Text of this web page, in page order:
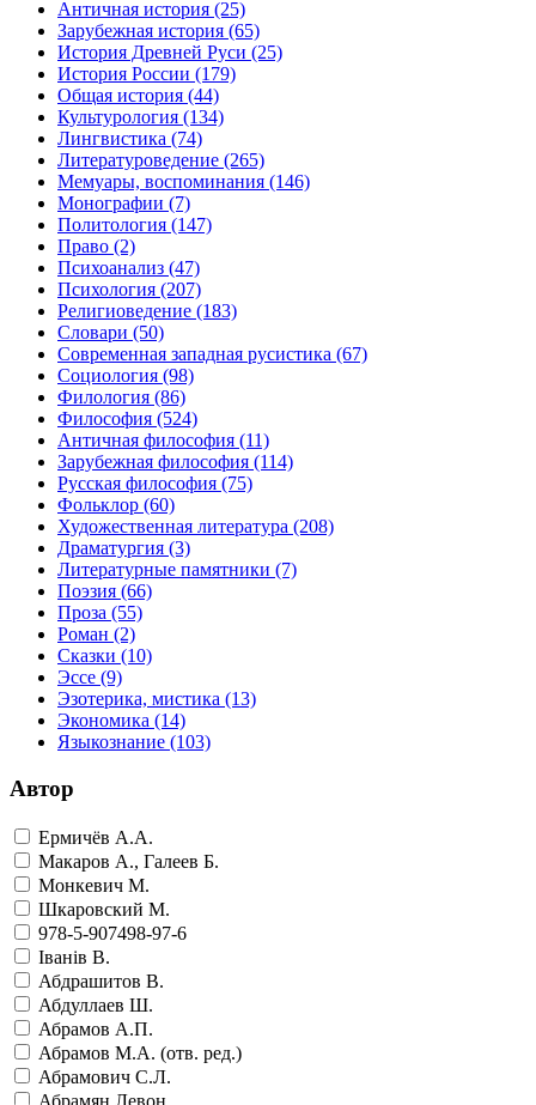
Античная история (25)
Зарубежная история (65)
История Древней Руси (25)
История России (179)
Общая история (44)
Культурология (134)
Лингвистика (74)
Литературоведение (265)
Мемуары, воспоминания (146)
Монографии (7)
Политология (147)
Право (2)
Психоанализ (47)
Психология (207)
Религиоведение (183)
Словари (50)
Современная западная русистика (67)
Социология (98)
Филология (86)
Философия (524)
Античная философия (11)
Зарубежная философия (114)
Русская философия (75)
Фольклор (60)
Художественная литература (208)
Драматургия (3)
Литературные памятники (7)
Поэзия (66)
Проза (55)
Роман (2)
Сказки (10)
Эссе (9)
Эзотерика, мистика (13)
Экономика (14)
Языкознание (103)
Автор
Ермичёв А.А.
Макаров А., Галеев Б.
Монкевич М.
Шкаровский М.
978-5-907498-97-6
Iванiв В.
Абдрашитов В.
Абдуллаев Ш.
Абрамов А.П.
Абрамов М.А. (отв. ред.)
Абрамович С.Л.
Абрамян Левон